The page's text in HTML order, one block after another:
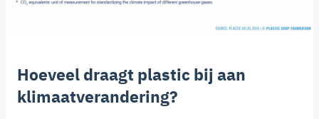
Hoeveel draagt plastic bij aan
klimaatverandering?